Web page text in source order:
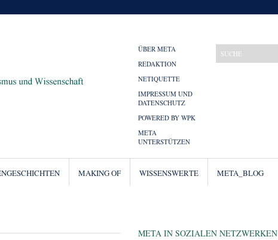
ÜBER META
REDAKTION
NETIQUETTE
IMPRESSUM UND
DATENSCHUTZ
POWERED BY WPK
META
UNTERSTÜTZEN
MAKING OF WISSENSWERTE META_BLOG
META IN SOZIALEN NETZWERKEN